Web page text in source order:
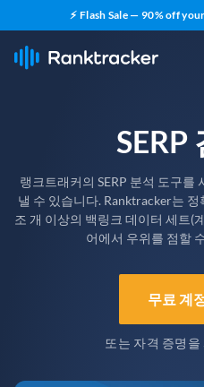
⚡ Flash Sale — 90% off
SERP
랭크트래커의 SERP 분석 도구
낼 수 있습니다. Ranktracker는
조 개 이상의 백링크 데이터 세트(
어에서 우위를 점할
무료 계
또는 자격 증명을